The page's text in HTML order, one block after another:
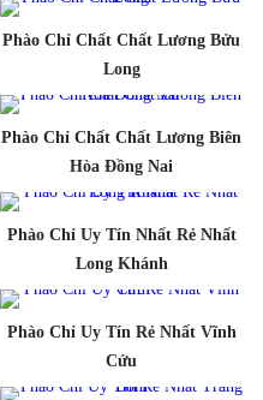
Phào Chỉ Chất Chất Lương Bửu
Long
Phào Chỉ Chất Chất Lương Biên
Hòa Đồng Nai
Phào Chỉ Uy Tín Nhất Rẻ Nhất
Long Khánh
Phào Chỉ Uy Tín Rẻ Nhất Vĩnh
Cửu